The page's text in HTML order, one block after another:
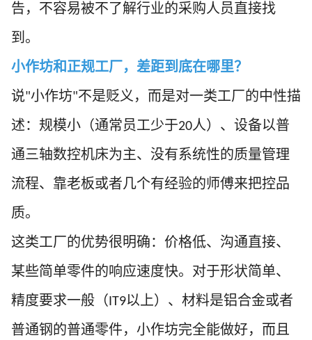
告，不容易被不了解行业的采购人员直接找
到。
小作坊和正规工厂，差距到底在哪里？
说"小作坊"不是贬义，而是对一类工厂的中性描
述：规模小（通常员工少于20人）、设备以普
通三轴数控机床为主、没有系统性的质量管理
流程、靠老板或者几个有经验的师傅来把控品
质。
这类工厂的优势很明确：价格低、沟通直接、
某些简单零件的响应速度快。对于形状简单、
精度要求一般（IT9以上）、材料是铝合金或者
普通钢的普通零件，小作坊完全能做好，而且